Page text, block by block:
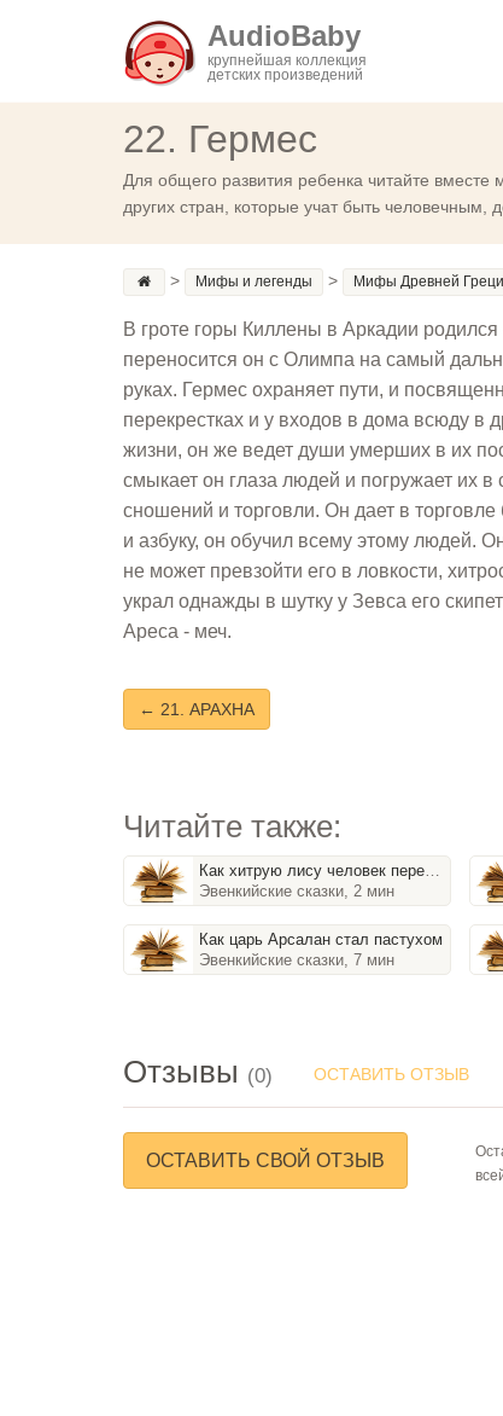
AudioBaby
крупнейшая коллекция
детских произведений
22. Гермес
Для общего развития ребенка читайте
других стран, которые учат быть человечным,
> Мифы и легенды > Мифы Древней
В гроте горы Киллены в Аркадии
переносится он с Олимпа на самый
руках. Гермес охраняет пути, и
перекрестках и у входов в дома всюду в
жизни, он же ведет души умерших в их
смыкает он глаза людей и погружает их в
сношений и торговли. Он дает в
и азбуку, он обучил всему этому людей.
не может превзойти его в ловкости,
украл однажды в шутку у Зевса его
Ареса - меч.
← 21. АРАХНА
Читайте также:
Как хитрую лису человек перехитрил
Эвенкийские сказки, 2 мин
Как царь Арсалан стал пастухом
Эвенкийские сказки, 7 мин
Отзывы (0) ОСТАВИТЬ ОТЗЫВ
ОСТАВИТЬ СВОЙ ОТЗЫВ